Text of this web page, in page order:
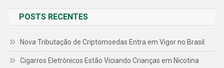
POSTS RECENTES
Nova Tributação de Criptomoedas Entra em Vigor no Brasil
Cigarros Eletrônicos Estão Viciando Crianças em Nicotina